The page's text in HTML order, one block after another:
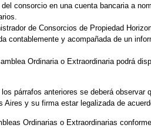
consorcio en una cuenta bancaria a
de Consorcios de Propiedad
contablemente y acompañada de un
Ordinaria o Extraordinaria podrá
párrafos anteriores se deberá
Aires y su firma estar legalizada de
Ordinarias o Extraordinarias